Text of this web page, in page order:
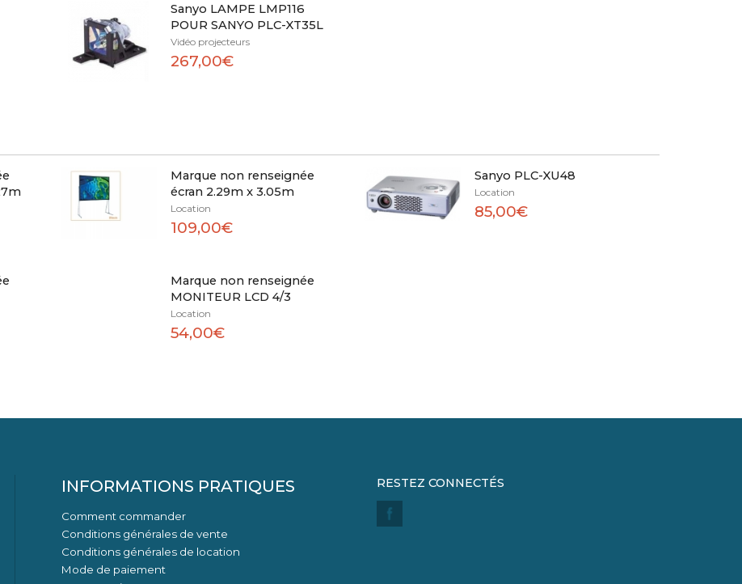
Sanyo LAMPE LMP116
POUR SANYO PLC-XT35L
Vidéo projecteurs
267,00€
Marque non renseignée
écran 2.29m x 3.05m
Location
109,00€
Sanyo PLC-XU48
Location
85,00€
Marque non renseignée
MONITEUR LCD 4/3
Location
54,00€
INFORMATIONS PRATIQUES
Comment commander
Conditions générales de vente
Conditions générales de location
Mode de paiement